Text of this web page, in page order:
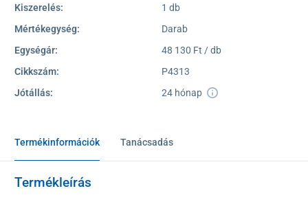
Kiszerelés:
1 db
Mértékegység:
Darab
Egységár:
48 130 Ft / db
Cikkszám:
P4313
Jótállás:
24 hónap
Termékinformációk Tanácsadás
Termékleírás